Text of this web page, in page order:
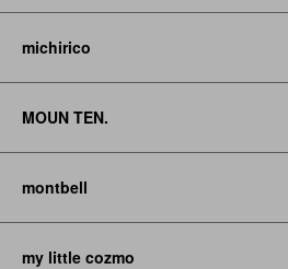
michirico
MOUN TEN.
montbell
my little cozmo